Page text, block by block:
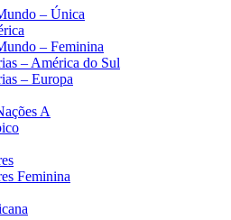
– Única
– Feminina
– América do Sul
– Europa
A
Feminina